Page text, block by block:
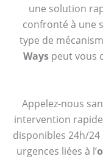
une solution
confronté à une
type de
Wayspeut vous
Appelez-nous
intervention
disponibles 24h/
urgences liées à l’